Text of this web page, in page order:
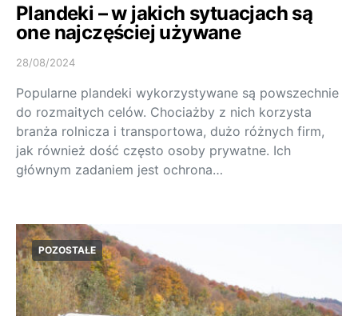
Plandeki – w jakich sytuacjach są
one najczęściej używane
28/08/2024
Popularne plandeki wykorzystywane są powszechnie
do rozmaitych celów. Chociażby z nich korzysta
branża rolnicza i transportowa, dużo różnych firm,
jak również dość często osoby prywatne. Ich
głównym zadaniem jest ochrona…
POZOSTAŁE